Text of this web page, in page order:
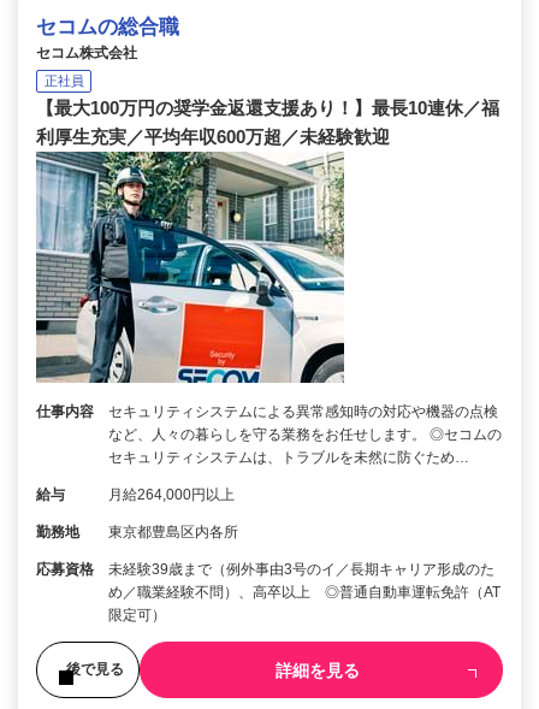
セコムの総合職
セコム株式会社
正社員
【最大100万円の奨学金返還支援あり！】最長10連休／福
利厚生充実／平均年収600万超／未経験歓迎
仕事内容
セキュリティシステムによる異常感知時の対応や機器の点検
など、人々の暮らしを守る業務をお任せします。 ◎セコムの
セキュリティシステムは、トラブルを未然に防ぐため…
給与 月給264,000円以上
勤務地 東京都豊島区内各所
応募資格
未経験39歳まで（例外事由3号のイ／長期キャリア形成のた
め／職業経験不問）、高卒以上 ◎普通自動車運転免許（AT
限定可）
後で見る 詳細を見る